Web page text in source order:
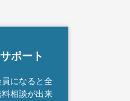
ポート
になると全
相談が出来